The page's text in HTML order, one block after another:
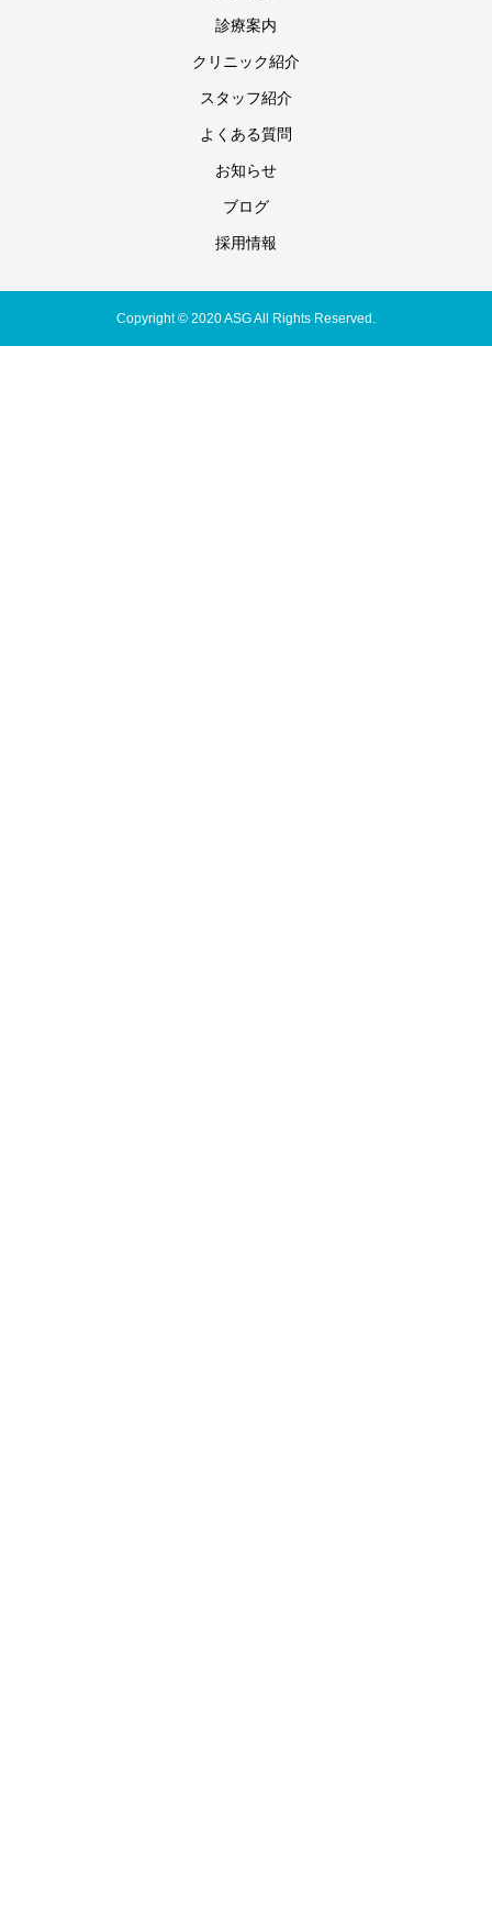
診療案内
クリニック紹介
スタッフ紹介
よくある質問
お知らせ
ブログ
採用情報
Copyright © 2020 ASG All Rights Reserved.